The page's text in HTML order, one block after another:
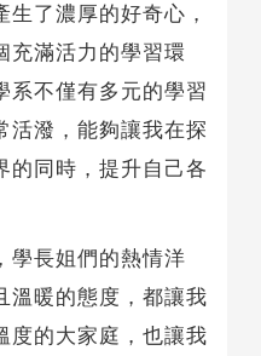
了濃厚的好奇心，
充滿活力的學習環
系不僅有多元的學習
活潑，能夠讓我在探
的同時，提升自己各
長姐們的熱情洋
溫暖的態度，都讓我
度的大家庭，也讓我